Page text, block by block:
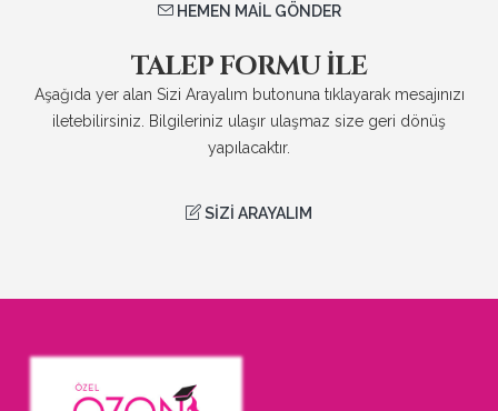
HEMEN MAIL GÖNDER
TALEP FORMU ILE
Aşağıda yer alan Sizi Arayalım butonuna tıklayarak mesajınızı
iletebilirsiniz. Bilgileriniz ulaşır ulaşmaz size geri dönüş
yapılacaktır.
SIZI ARAYALIM